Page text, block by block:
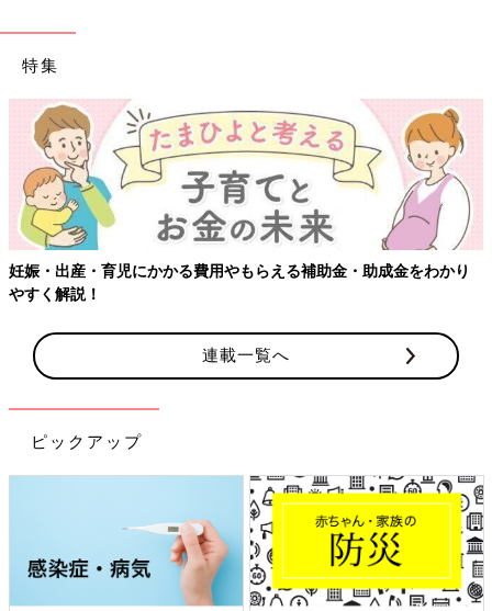
とかぼちゃのシチュー
大人用よりあっさりした味わい
●このメニューで取れる栄養素：タンパク質・ビタミン類
●乳製品、卵、小麦粉などが含まれる料理です。つけ合わせのア
レルギー表示は除きます。
【材料】(子ども1人分)
特集
児にかかる費用やもらえる補助金・助成金をわかり
【ワクチン
連載一覧へ
ピックアップ